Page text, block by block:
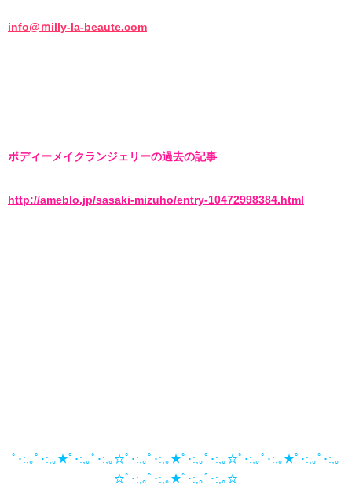
info@ｍilly-la-beaute.com
ボディーメイクランジェリーの過去の記事
http://ameblo.jp/sasaki-mizuho/entry-10472998384.html
ﾟ･:,｡ﾟ･:,｡★ﾟ･:,｡ﾟ･:,｡☆ﾟ･:,｡ﾟ･:,｡★ﾟ･:,｡ﾟ･:,｡☆ﾟ･:,｡ﾟ･:,｡★ﾟ･:,｡ﾟ･:,｡
☆ﾟ･:,｡ﾟ･:,｡★ﾟ･:,｡ﾟ･:,｡☆